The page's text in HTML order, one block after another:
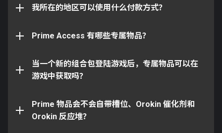
我所在的地区可以使用什么付款方式？
这些选项与您在“购买白金”页面上看到的选项相同。
Prime Access 有哪些专属物品？
白金
当一个新的组合包登陆游戏后，专属物品可以在
游戏中获取吗？
此前在 Prime Access 中的 Prime 版本战甲、武器和配
件，将会定期通过Prime 重生
Prime 物品会不会自带槽位、Orokin 催化剂和
Orokin 反应堆？
没错！
所有战甲护甲均可用于任意战甲，但不可用于指
所有坠饰均可用于任意近战武器，但不可用于主
要武器或次要武器
他同伴，例如库狛或守护
所有 Liset 外观均可用于您的 Liset，但不可用